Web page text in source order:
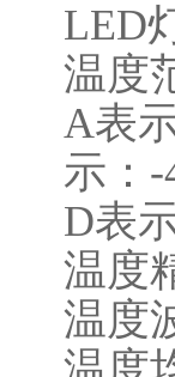
LED
温度
A表
示：
D表
温度
温度